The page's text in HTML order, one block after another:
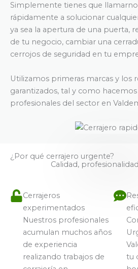
Simplemente tienes que
rápidamente a solucionar
ya sea la apertura de una puerta,
de tu negocio, cambiar una
cerrojos de seguridad en tu
Utilizamos primeras marcas y los
garantizados, tal y como
profesionales del sector en
¿Por qué cerrajero urgente?
Calidad,
Cerrajeros
experimentados
Nuestros profesionales
acumulan muchos años
de experiencia
realizando trabajos de
tu